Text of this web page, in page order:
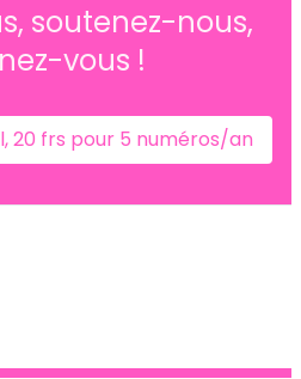
soutenez-nous,
vous !
20 frs pour 5 numéros/an